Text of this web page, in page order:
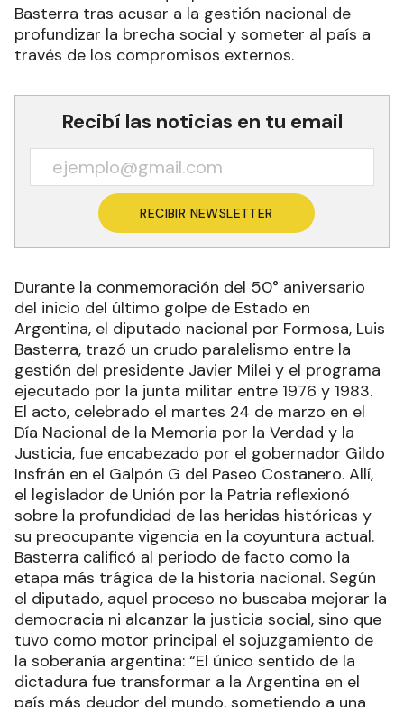
Basterra tras acusar a la gestión nacional de
profundizar la brecha social y someter al país a
través de los compromisos externos.
Recibí las noticias en tu email
RECIBIR NEWSLETTER
Durante la conmemoración del 50° aniversario
del inicio del último golpe de Estado en
Argentina, el diputado nacional por Formosa, Luis
Basterra, trazó un crudo paralelismo entre la
gestión del presidente Javier Milei y el programa
ejecutado por la junta militar entre 1976 y 1983.
El acto, celebrado el martes 24 de marzo en el
Día Nacional de la Memoria por la Verdad y la
Justicia, fue encabezado por el gobernador Gildo
Insfrán en el Galpón G del Paseo Costanero. Allí,
el legislador de Unión por la Patria reflexionó
sobre la profundidad de las heridas históricas y
su preocupante vigencia en la coyuntura actual.
Basterra calificó al periodo de facto como la
etapa más trágica de la historia nacional. Según
el diputado, aquel proceso no buscaba mejorar la
democracia ni alcanzar la justicia social, sino que
tuvo como motor principal el sojuzgamiento de
la soberanía argentina: “El único sentido de la
dictadura fue transformar a la Argentina en el
país más deudor del mundo, sometiendo a una